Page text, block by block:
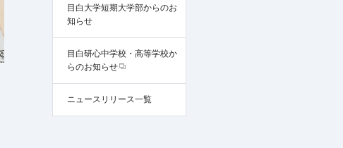
目白大学短期大学部からのお
知らせ
目白研心中学校・高等学校か
らのお知らせ
ニュースリリース一覧